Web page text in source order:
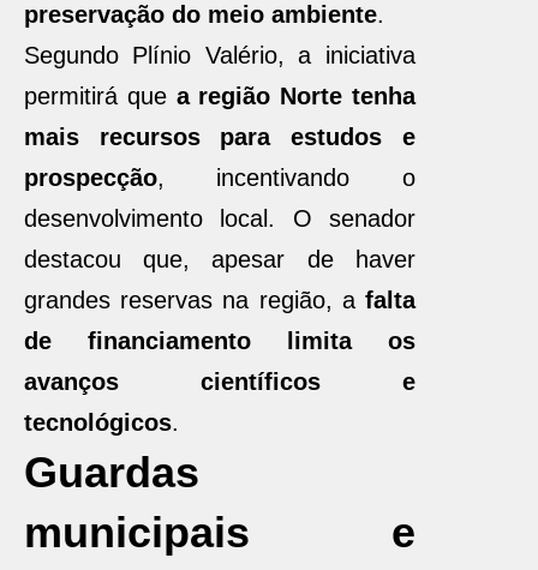
preservação do meio ambiente.
Segundo Plínio Valério, a iniciativa
permitirá que a região Norte tenha
mais recursos para estudos e
prospecção, incentivando o
desenvolvimento local. O senador
destacou que, apesar de haver
grandes reservas na região, a falta
de financiamento limita os
avanços científicos e
tecnológicos.
Guardas
municipais e